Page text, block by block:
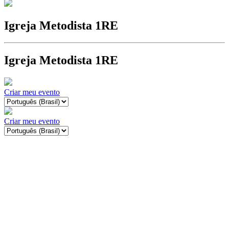
Igreja Metodista 1RE
Igreja Metodista 1RE
Criar meu evento
Criar meu evento